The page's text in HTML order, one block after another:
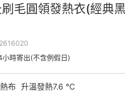
毛圓領發熱衣(經典
小時寄出(不含例假日)
布 升溫發熱7.6 °C